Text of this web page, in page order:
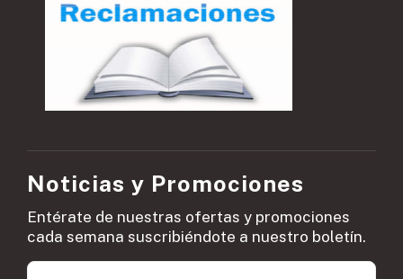
Noticias y Promociones
Entérate de nuestras ofertas y promociones
cada semana suscribiéndote a nuestro boletín.